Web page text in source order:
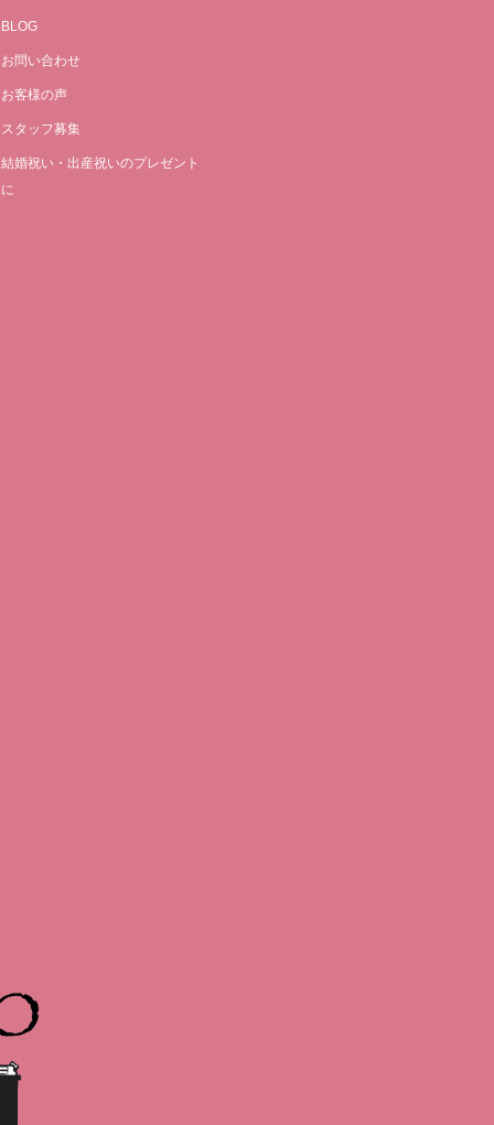
BLOG
お問い合わせ
お客様の声
スタッフ募集
結婚祝い・出産祝いのプレゼント
に